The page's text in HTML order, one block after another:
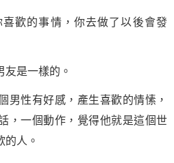
的事情，你去做了以後會發
是一樣的。
性有好感，產生喜歡的情愫，
，一個動作，覺得他就是這個世
的人。